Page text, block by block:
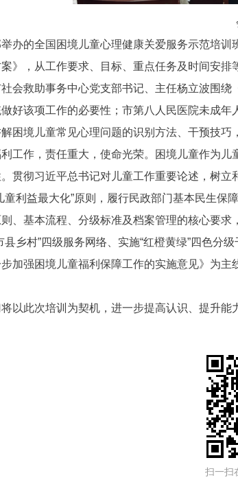
办的全国困境儿童心理健康关爱服务示范培
》，从工作要求、目标、重点任务及时间安排
会救助事务中心党支部书记、主任杨立波围
好该项工作的必要性；市第八人民医院未成
困境儿童常见心理问题的识别方法、干预技巧
工作，责任重大，使命光荣。困境儿童作为
贯彻习近平总书记对儿童工作重要论述，树
童利益最大化”原则，履行民政部门基本民生
则、基本流程、分级标准及档案管理的核心要
县乡村”四级服务网络、实施“红橙黄绿”四色
加强困境儿童福利保障工作的实施意见》为
以此次培训为契机，进一步提高认识、提升
扫一扫